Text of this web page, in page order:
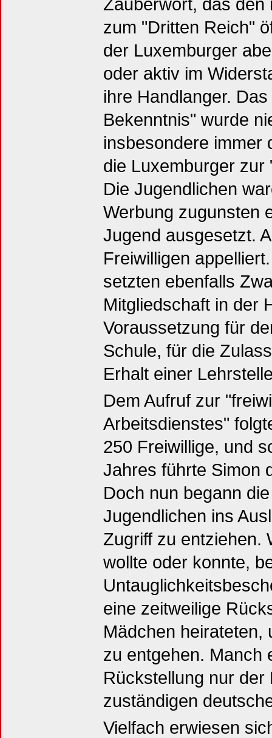
zum "Dritten Reich"
der Luxemburger
oder aktiv im
ihre Handlanger.
Bekenntnis" wurde
insbesondere immer
die Luxemburger zur
Die Jugendlichen
Werbung zugunsten
Jugend ausgesetzt.
Freiwilligen
setzten ebenfalls
Mitgliedschaft in der
Voraussetzung für
Schule, für die
Erhalt einer
Dem Aufruf zur
Arbeitsdienstes"
250 Freiwillige, und
Jahres führte Simon
Doch nun begann
Jugendlichen ins
Zugriff zu entziehen.
wollte oder konnte,
eine zeitweilige
Mädchen heirateten,
zu entgehen. Manch
Rückstellung nur
zuständigen
Vielfach erwiesen